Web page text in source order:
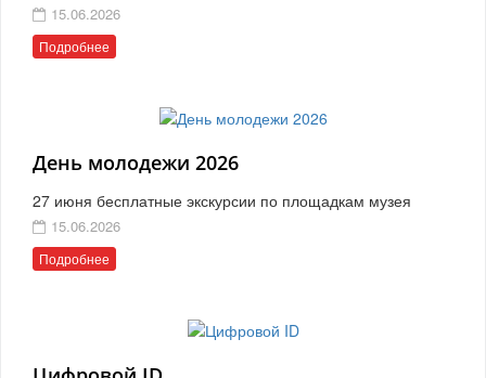
15.06.2026
Подробнее
День молодежи 2026
27 июня бесплатные экскурсии по площадкам музея
15.06.2026
Подробнее